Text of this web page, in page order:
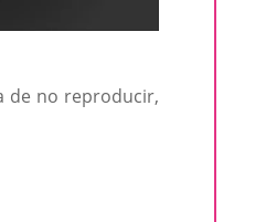
de no reproducir,